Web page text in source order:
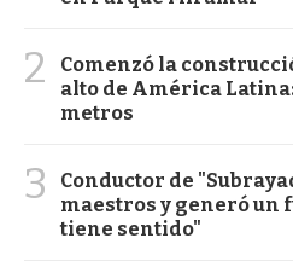
2
Comenzó la
alto de América
metros
3
Conductor de
maestros y generó un
tiene sentido"